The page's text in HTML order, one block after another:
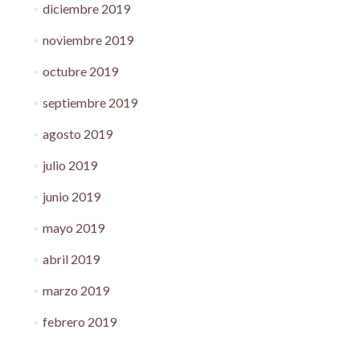
diciembre 2019
noviembre 2019
octubre 2019
septiembre 2019
agosto 2019
julio 2019
junio 2019
mayo 2019
abril 2019
marzo 2019
febrero 2019